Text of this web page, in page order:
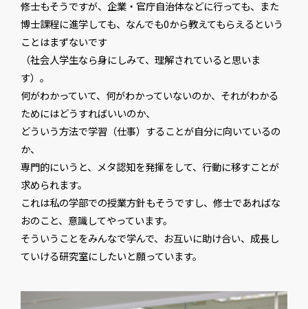
修士もそうですが、企業・官庁自治体などに行っても、また
博士課程に進学しても、なんでも0から教えてもらえるという
ことはまずないです
（社会人学生なら身にしみて、理解されていると思いま
す）。
何がわかっていて、何がわかっていないのか、それがわかる
ためにはどうすればいいのか、
どういう方法で学習（仕事）することが自分に向いているの
か、
専門的にいうと、メタ認知を発揮をして、行動に移すことが
求められます。
これは私の学部での授業方針もそうですし、修士であればな
おのこと、意識してやっています。
そういうことをみんなで学んで、お互いに助け合い、成長し
ていける研究室にしたいと願っています。